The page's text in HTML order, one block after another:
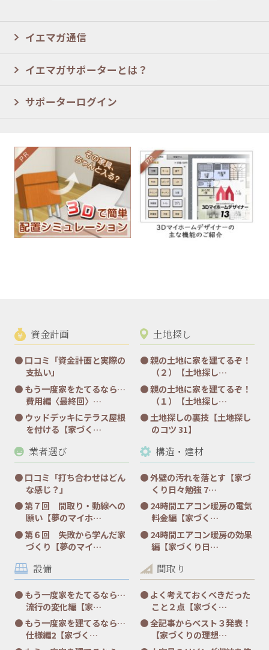
イエマガ通信
イエマガサポーターとは？
サポーターログイン
資金計画
口コミ「資金計画と実際の
支払い」
もう一度家をたてるなら…
費用編〈最終回〉…
ウッドデッキにテラス屋根
を付ける【家づく…
土地探し
親の土地に家を建てるぞ！
（２）【土地探し…
親の土地に家を建てるぞ！
（１）【土地探し…
土地探しの裏技【土地探し
のコツ 31】
業者選び
口コミ「打ち合わせはどん
な感じ？」
第７回 間取り・動線への
願い【夢のマイホ…
第６回 失敗から学んだ家
づくり【夢のマイ…
構造・建材
外壁の汚れを落とす【家づ
くり日々勉強 7…
24時間エアコン暖房の電気
料金編【家づく…
24時間エアコン暖房の効果
編【家づくり日…
設備
もう一度家をたてるなら…
流行の変化編【家…
もう一度家を建てるなら…
仕様編2【家づく…
間取り
よく考えておくべきだった
こと２点【家づく…
全記事からベスト３発表！
【家づくりの理想…